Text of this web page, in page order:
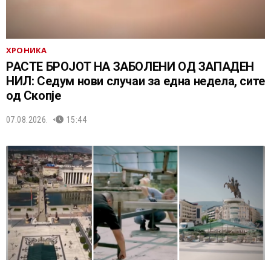
ХРОНИКА
РАСТЕ БРОЈОТ НА ЗАБОЛЕНИ ОД ЗАПАДЕН
НИЛ: Седум нови случаи за една недела, сите
од Скопје
07.08.2026. 15:44